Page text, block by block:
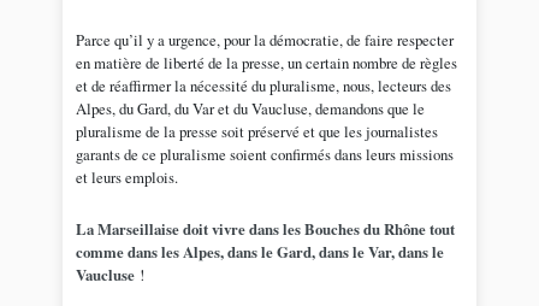
Parce qu’il y a urgence, pour la démocratie, de faire respecter
en matière de liberté de la presse, un certain nombre de règles
et de réaffirmer la nécessité du pluralisme, nous, lecteurs des
Alpes, du Gard, du Var et du Vaucluse, demandons que le
pluralisme de la presse soit préservé et que les journalistes
garants de ce pluralisme soient confirmés dans leurs missions
et leurs emplois.
La Marseillaise doit vivredans les Bouches du Rhône tout
comme dans les Alpes, dans le Gard, dans le Var, dans le
Vaucluse!